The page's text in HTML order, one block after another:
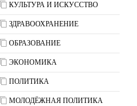
КУЛЬТУРА И ИСКУССТВО
ЗДРАВООХРАНЕНИЕ
ОБРАЗОВАНИЕ
ЭКОНОМИКА
ПОЛИТИКА
МОЛОДЁЖНАЯ ПОЛИТИКА